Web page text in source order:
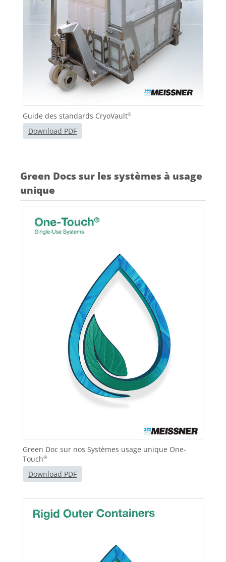
Guide des standards CryoVault®
Download PDF
Green Docs sur les systèmes à usage
unique
Green Doc sur nos Systèmes usage unique One-
Touch®
Download PDF